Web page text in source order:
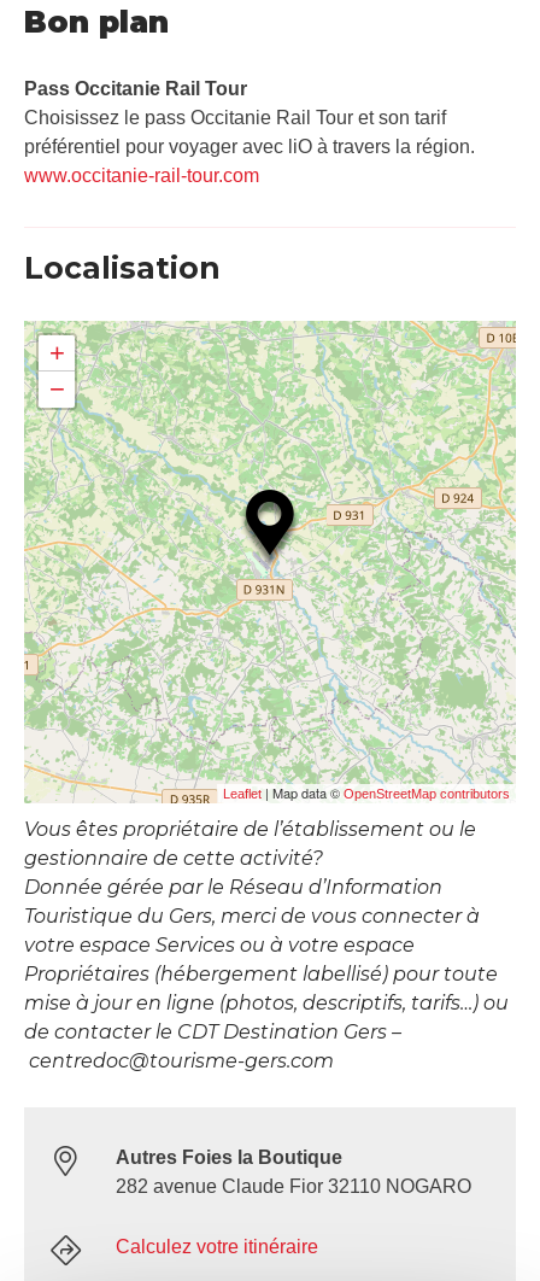
Bon plan
Pass Occitanie Rail Tour​
Choisissez le pass Occitanie Rail Tour et son tarif
préférentiel pour voyager avec liO à travers la région.
www.occitanie-rail-tour.com
Localisation
+
−
Leaflet | Map data © OpenStreetMap contributors
Vous êtes propriétaire de l’établissement ou le
gestionnaire de cette activité?
Donnée gérée par le Réseau d’Information
Touristique du Gers, merci de vous connecter à
votre espace Services ou à votre espace
Propriétaires (hébergement labellisé) pour toute
mise à jour en ligne (photos, descriptifs, tarifs…) ou
de contacter le CDT Destination Gers –
centredoc@tourisme-gers.com
Autres Foies la Boutique
282 avenue Claude Fior 32110 NOGARO
Calculez votre itinéraire